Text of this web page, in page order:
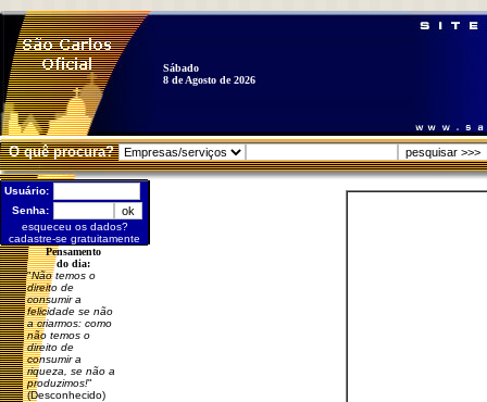
Sábado
8 de Agosto de 2026
O quê procura?
Usuário:
Senha:
esqueceu os dados?
cadastre-se gratuitamente
Pensamento
do dia:
"Não temos o
direito de
consumir a
felicidade se não
a criarmos: como
não temos o
direito de
consumir a
riqueza, se não a
produzimos!"
(Desconhecido)